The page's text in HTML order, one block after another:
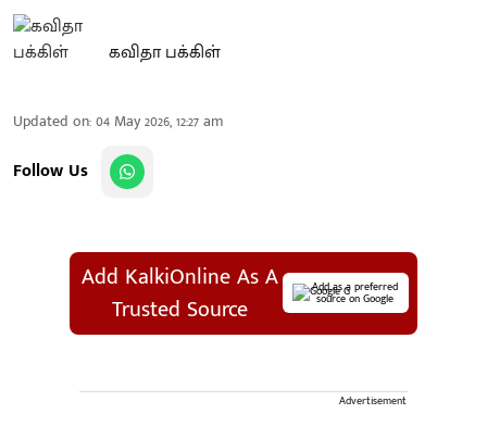
கவிதா பக்கிள்
Updated on:04 May 2026, 12:27 am
Follow Us
Add KalkiOnline As A
Trusted Source
Add as a preferred
source on Google
Advertisement